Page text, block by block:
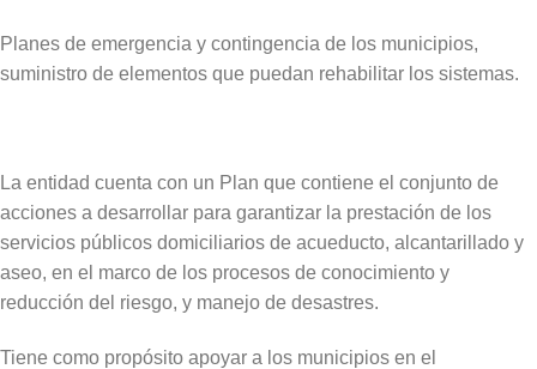
Planes de emergencia y contingencia de los municipios,
suministro de elementos que puedan rehabilitar los sistemas.
La entidad cuenta con un Plan que contiene el conjunto de
acciones a desarrollar para garantizar la prestación de los
servicios públicos domiciliarios de acueducto, alcantarillado y
aseo, en el marco de los procesos de conocimiento y
reducción del riesgo, y manejo de desastres.
Tiene como propósito apoyar a los municipios en el